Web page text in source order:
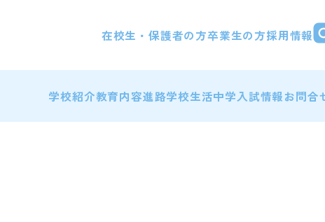
在校生・保護者の方卒業生の方採用情報
学校紹介教育内容進路学校生活中学入試情報お問合